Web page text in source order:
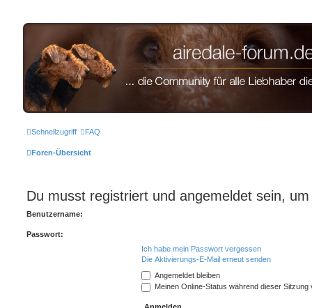
airedale-forum.de
Schnellzugriff FAQ
Foren-Übersicht
Du musst registriert und angemeldet sein,
Benutzername:
Passwort:
Ich habe mein Passwort vergessen
Die Aktivierungs-E-Mail erneut senden
Angemeldet bleiben
Meinen Online-Status während dieser Sitzung